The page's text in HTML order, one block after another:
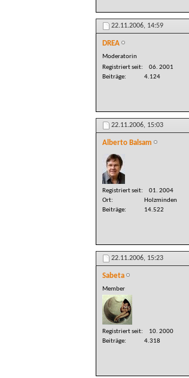
22.11.2006, 14:59
DREA
Moderatorin
Registriert seit
06. 2001
Beiträge
4.124
22.11.2006, 15:03
Alberto Balsam
Registriert seit
01. 2004
Ort
Holzminden
Beiträge
14.522
22.11.2006, 15:23
Sabeta
Member
Registriert seit
10. 2000
Beiträge
4.318